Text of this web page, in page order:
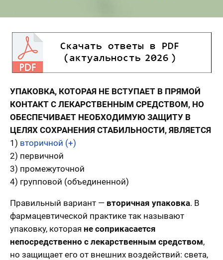
УПАКОВКА, КОТОРАЯ НЕ ВСТУПАЕТ В ПРЯМОЙ
КОНТАКТ С ЛЕКАРСТВЕННЫМ СРЕДСТВОМ, НО
ОБЕСПЕЧИВАЕТ НЕОБХОДИМУЮ ЗАЩИТУ В
ЦЕЛЯХ СОХРАНЕНИЯ СТАБИЛЬНОСТИ, ЯВЛЯЕТСЯ
1) вторичной (+)
2) первичной
3) промежуточной
4) групповой (объединенной)
Правильный вариант — вторичная упаковка. В
фармацевтической практике так называют
упаковку, которая не соприкасается
непосредственно с лекарственным средством,
но защищает его от внешних воздействий: света,